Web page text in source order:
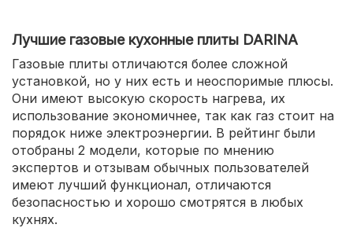
Лучшие газовые кухонные плиты DARINA
Газовые плиты отличаются более сложной
установкой, но у них есть и неоспоримые плюсы.
Они имеют высокую скорость нагрева, их
использование экономичнее, так как газ стоит на
порядок ниже электроэнергии. В рейтинг были
отобраны 2 модели, которые по мнению
экспертов и отзывам обычных пользователей
имеют лучший функционал, отличаются
безопасностью и хорошо смотрятся в любых
кухнях.